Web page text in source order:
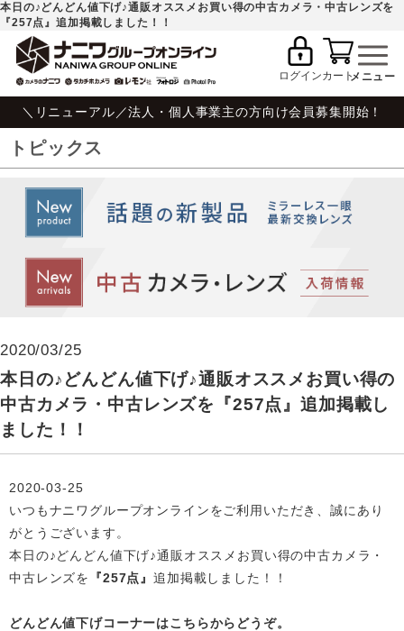
本日の♪どんどん値下げ♪通販オススメお買い得の中古カメラ・中古レンズを
『257点』追加掲載しました！！
ログインカート
＼リニューアル／法人・個人事業主の方向け会員募集開始！
トピックス
2020/03/25
本日の♪どんどん値下げ♪通販オススメお買い得の
中古カメラ・中古レンズを『257点』追加掲載し
ました！！
2020-03-25
いつもナニワグループオンラインをご利用いただき、誠にあり
がとうございます。
本日の♪どんどん値下げ♪通販オススメお買い得の中古カメラ・
中古レンズを
『257点』追加掲載 しました！！
どんどん値下げコーナーはこちらからどうぞ。